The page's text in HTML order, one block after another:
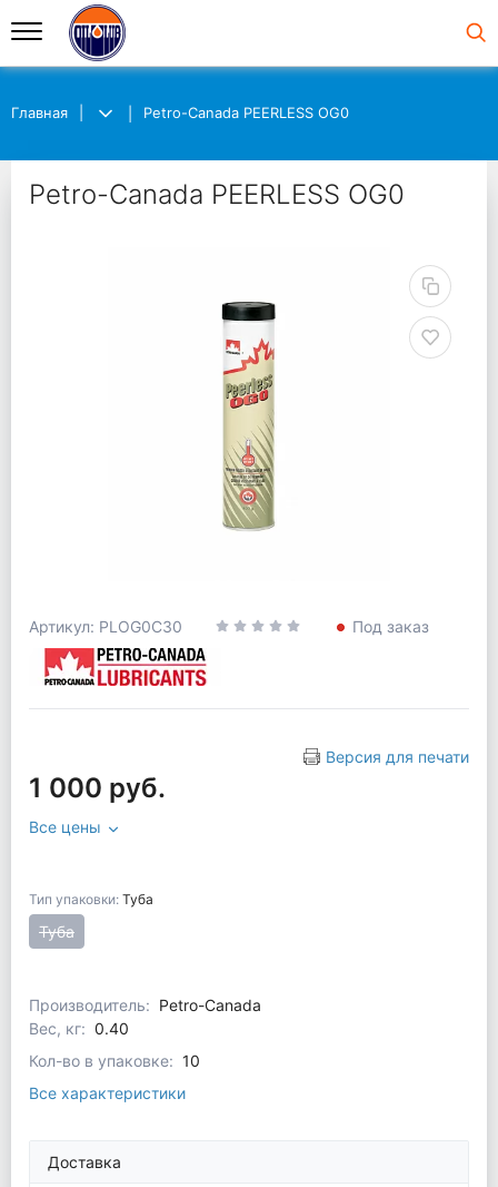
Главная Petro-Canada PEERLESS OG0
Petro-Canada PEERLESS OG0
Артикул: PLOG0C30 Под заказ
Версия для печати
1 000 руб.
Все цены
Тип упаковки: Туба
Туба
Производитель: Petro-Canada
Вес, кг: 0.40
Кол-во в упаковке: 10
Все характеристики
Доставка